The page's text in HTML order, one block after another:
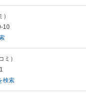
10
ミ）
検索